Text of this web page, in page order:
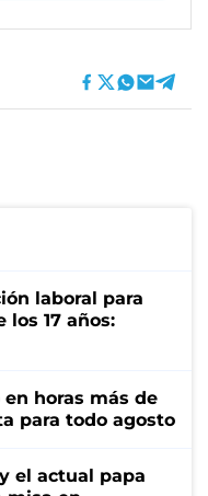
laboral para
los 17 años:
en horas más de
para todo agosto
el actual papa